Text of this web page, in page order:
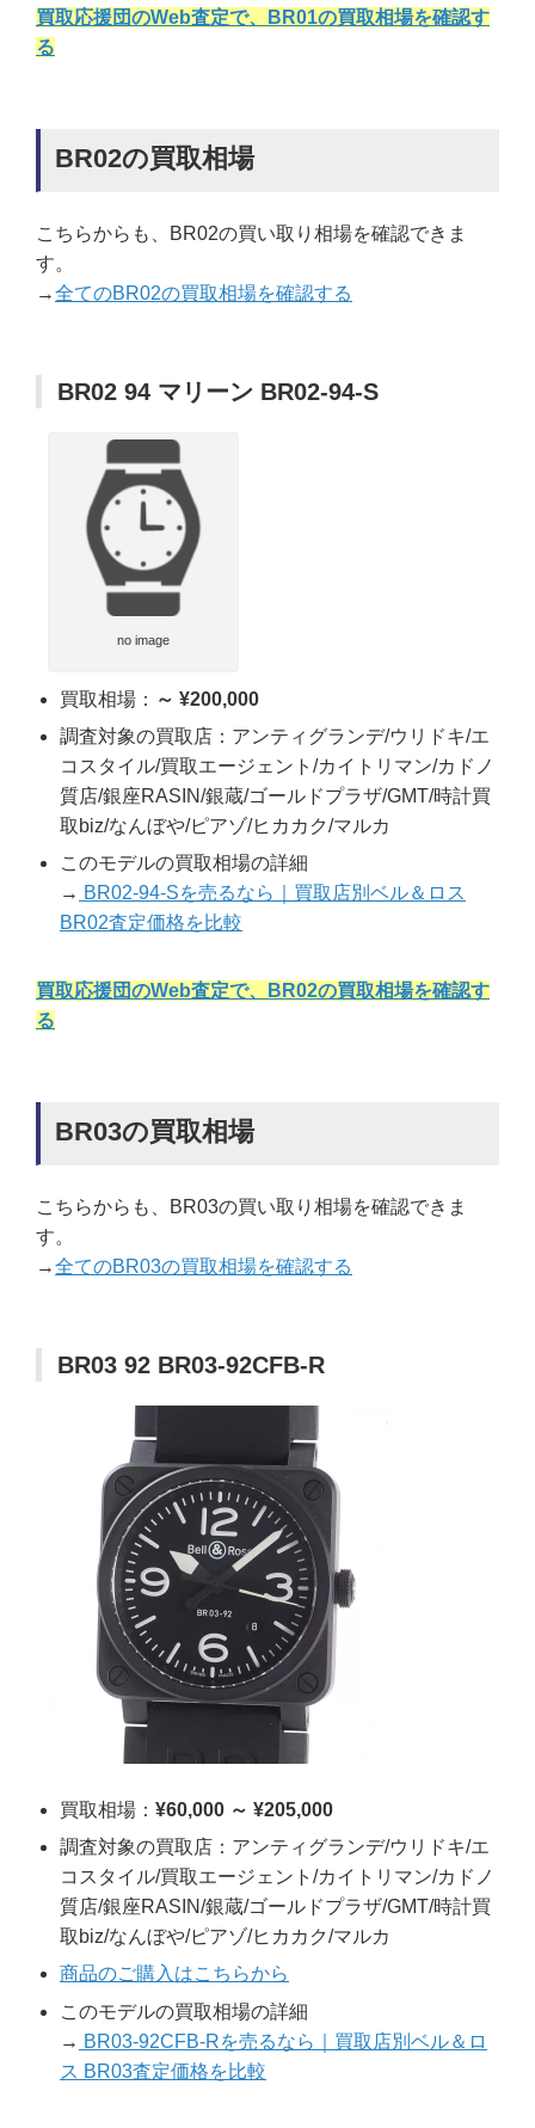
買取応援団のWeb査定で、BR01の買取相場を確認す
る
BR02の買取相場
こちらからも、BR02の買い取り相場を確認できま
す。
→全てのBR02の買取相場を確認する
BR02 94 マリーン BR02-94-S
no image
買取相場： ～ ¥200,000
調査対象の買取店：アンティグランデ/ウリドキ/エ
コスタイル/買取エージェント/カイトリマン/カドノ
質店/銀座RASIN/銀蔵/ゴールドプラザ/GMT/時計買
取biz/なんぼや/ピアゾ/ヒカカク/マルカ
このモデルの買取相場の詳細
→ BR02-94-Sを売るなら｜買取店別ベル＆ロス
BR02査定価格を比較
買取応援団のWeb査定で、BR02の買取相場を確認す
る
BR03の買取相場
こちらからも、BR03の買い取り相場を確認できま
す。
→全てのBR03の買取相場を確認する
BR03 92 BR03-92CFB-R
買取相場： ¥60,000 ～ ¥205,000
調査対象の買取店：アンティグランデ/ウリドキ/エ
コスタイル/買取エージェント/カイトリマン/カドノ
質店/銀座RASIN/銀蔵/ゴールドプラザ/GMT/時計買
取biz/なんぼや/ピアゾ/ヒカカク/マルカ
商品のご購入はこちらから
このモデルの買取相場の詳細
→ BR03-92CFB-Rを売るなら｜買取店別ベル＆ロ
ス BR03査定価格を比較